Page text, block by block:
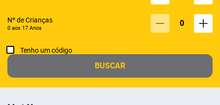
Nº de Crianças
0 aos 17 Anos 0
Tenho um código
BUSCAR